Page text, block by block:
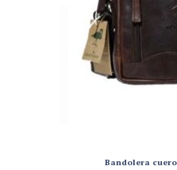
Bandolera